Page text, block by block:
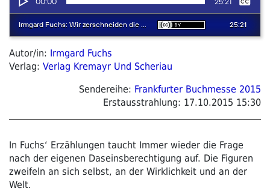
Autor/in: Irmgard Fuchs
Verlag: Verlag Kremayr Und Scheriau
Sendereihe: Frankfurter Buchmesse 2015
Erstausstrahlung: 17.10.2015 15:30
In Fuchs‘ Erzählungen taucht Immer wieder die Frage
nach der eigenen Daseinsberechtigung auf. Die Figuren
zweifeln an sich selbst, an der Wirklichkeit und an der
Welt.